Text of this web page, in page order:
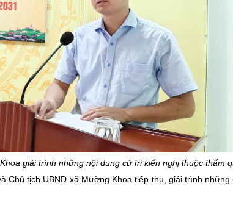
giải trình những nội dung cử tri kiến nghị thuộc thẩm
tịch UBND xã Mường Khoa tiếp thu, giải trình những